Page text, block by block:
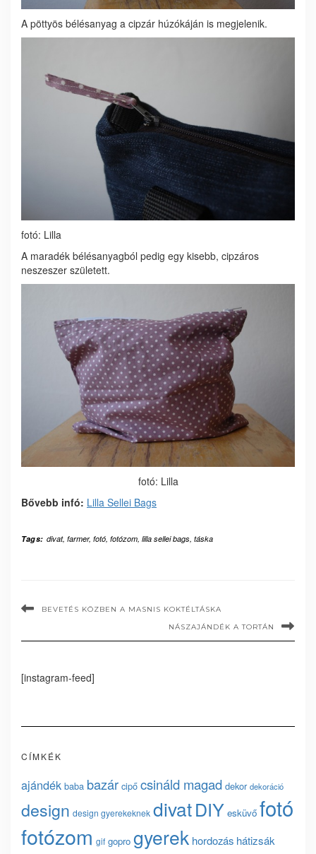
A pöttyös bélésanyag a cipzár húzókáján is megjelenik.
fotó: Lilla
A maradék bélésanyagból pedig egy kisebb, cipzáros
neszeszer született.
fotó: Lilla
Bővebb infó: Lilla Sellei Bags
Tags: divat, farmer, fotó, fotózom, lilla sellei bags, táska
BEVETÉS KÖZBEN A MASNIS KOKTÉLTÁSKA
NÁSZAJÁNDÉK A TORTÁN
[instagram-feed]
CÍMKÉK
ajándék baba bazár cipő csináld magad dekor dekoráció
design design gyerekeknek divatDIY esküvő fotó
fotózom gif gopro gyerek hordozás hátizsák